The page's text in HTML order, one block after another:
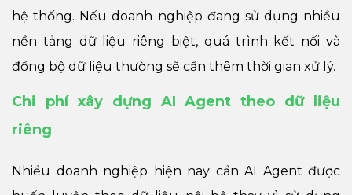
hệ thống. Nếu doanh nghiệp đang sử dụng nhiều
nền tảng dữ liệu riêng biệt, quá trình kết nối và
đồng bộ dữ liệu thường sẽ cần thêm thời gian xử lý.
Chi phí xây dựng AI Agent theo dữ liệu
riêng
Nhiều doanh nghiệp hiện nay cần AI Agent được